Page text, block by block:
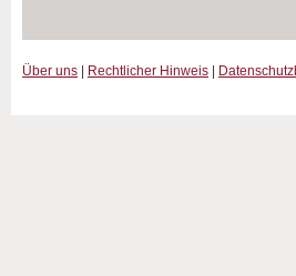
Über uns Rechtlicher Hinweis